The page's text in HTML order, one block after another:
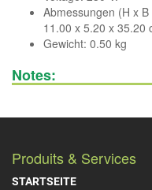
Abmessungen (H x B
11.00 x 5.20 x 35.20
Gewicht: 0.50 kg
Notes:
Produits & Services
STARTSEITE